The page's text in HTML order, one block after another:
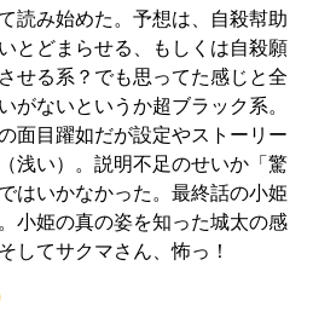
読み始めた。予想は、自殺幇助
とどまらせる、もしくは自殺願
せる系？でも思ってた感じと全
がないというか超ブラック系。
面目躍如だが設定やストーリー
浅い）。説明不足のせいか「驚
はいかなかった。最終話の小姫
小姫の真の姿を知った城太の感
してサクマさん、怖っ！